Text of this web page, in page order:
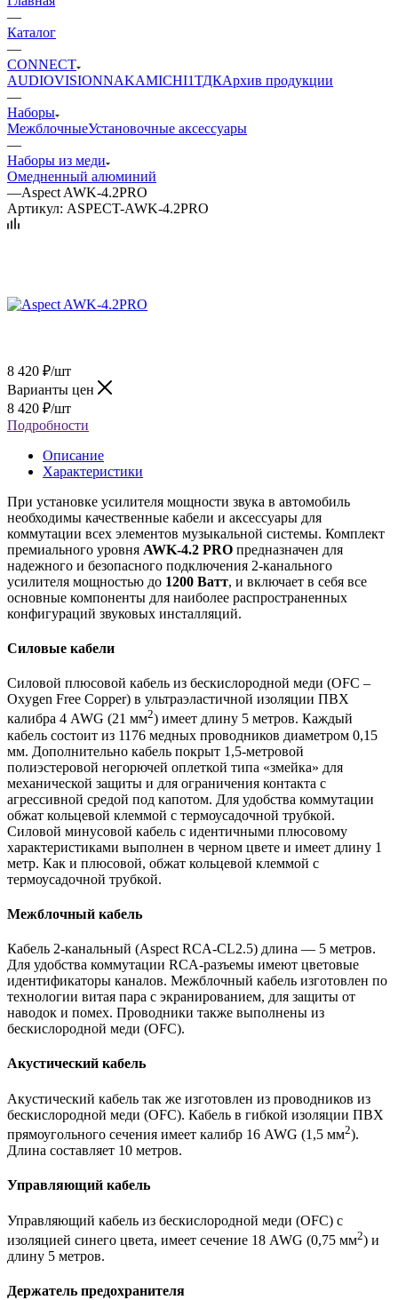
—
Каталог
—
CONNECT
AUDIOVISIONNAKAMICHI1ТДКАрхив продукции
—
Наборы
МежблочныеУстановочные аксессуары
—
Наборы из меди
Омедненный алюминий
—Aspect AWK-4.2PRO
Артикул: ASPECT-AWK-4.2PRO
8 420 ₽/шт
Варианты цен
8 420 ₽/шт
Подробности
Описание
Характеристики
При установке усилителя мощности звука в автомобиль
необходимы качественные кабели и аксессуары для
коммутации всех элементов музыкальной системы. Комплект
премиального уровня AWK-4.2 PRO предназначен для
надежного и безопасного подключения 2-канального
усилителя мощностью до 1200 Ватт, и включает в себя все
основные компоненты для наиболее распространенных
конфигураций звуковых инсталляций.
Силовые кабели
Силовой плюсовой кабель из бескислородной меди (OFC –
Oxygen Free Copper) в ультраэластичной изоляции ПВХ
калибра 4 AWG (21 мм2) имеет длину 5 метров. Каждый
кабель состоит из 1176 медных проводников диаметром 0,15
мм. Дополнительно кабель покрыт 1,5-метровой
полиэстеровой негорючей оплеткой типа «змейка» для
механической защиты и для ограничения контакта с
агрессивной средой под капотом. Для удобства коммутации
обжат кольцевой клеммой с термоусадочной трубкой.
Силовой минусовой кабель с идентичными плюсовому
характеристиками выполнен в черном цвете и имеет длину 1
метр. Как и плюсовой, обжат кольцевой клеммой с
термоусадочной трубкой.
Межблочный кабель
Кабель 2-канальный (Aspect RCA-CL2.5) длина — 5 метров.
Для удобства коммутации RCA-разъемы имеют цветовые
идентификаторы каналов. Межблочный кабель изготовлен по
технологии витая пара с экранированием, для защиты от
наводок и помех. Проводники также выполнены из
бескислородной меди (OFC).
Акустический кабель
Акустический кабель так же изготовлен из проводников из
бескислородной меди (OFC). Кабель в гибкой изоляции ПВХ
прямоугольного сечения имеет калибр 16 AWG (1,5 мм2).
Длина составляет 10 метров.
Управляющий кабель
Управляющий кабель из бескислородной меди (OFC) с
изоляцией синего цвета, имеет сечение 18 AWG (0,75 мм2) и
длину 5 метров.
Держатель предохранителя